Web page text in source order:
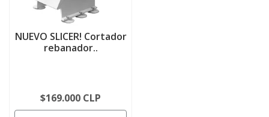
NUEVO SLICER! Cortador
rebanador..
$169.000 CLP